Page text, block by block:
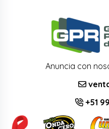
Anuncia con
+51